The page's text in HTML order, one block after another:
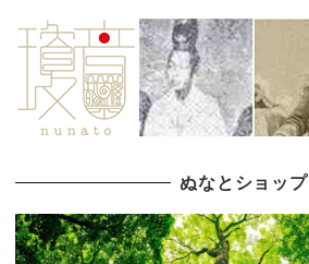
ぬなとショップ